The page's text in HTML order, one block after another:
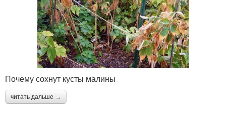
Почему сохнут кусты малины
читать дальше →